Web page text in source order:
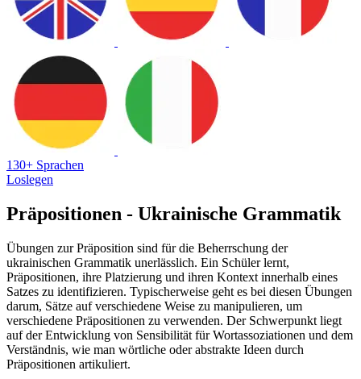
130+ Sprachen
Loslegen
Präpositionen - Ukrainische Grammatik
Übungen zur Präposition sind für die Beherrschung der
ukrainischen Grammatik unerlässlich. Ein Schüler lernt,
Präpositionen, ihre Platzierung und ihren Kontext innerhalb eines
Satzes zu identifizieren. Typischerweise geht es bei diesen Übungen
darum, Sätze auf verschiedene Weise zu manipulieren, um
verschiedene Präpositionen zu verwenden. Der Schwerpunkt liegt
auf der Entwicklung von Sensibilität für Wortassoziationen und dem
Verständnis, wie man wörtliche oder abstrakte Ideen durch
Präpositionen artikuliert.